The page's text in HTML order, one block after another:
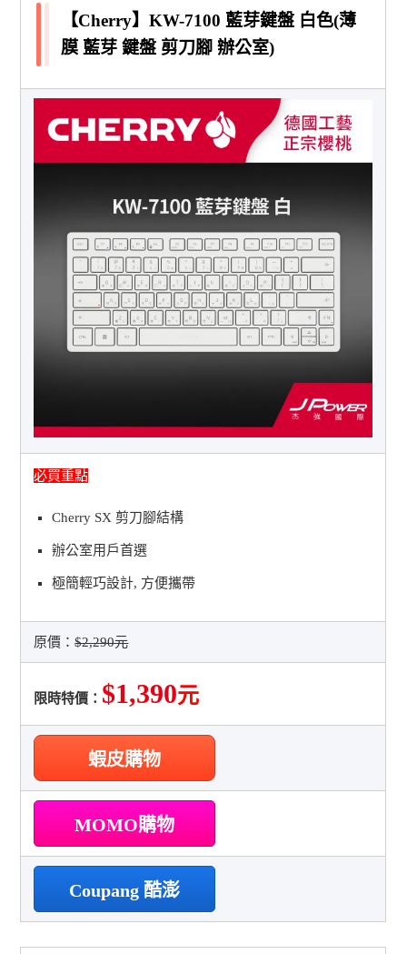
【Cherry】KW-7100 藍芽鍵盤 白色(薄
膜 藍芽 鍵盤 剪刀腳 辦公室)
必買重點
Cherry SX 剪刀腳結構
辦公室用戶首選
極簡輕巧設計, 方便攜帶
原價：$2,290元
限時特價： $1,390元
蝦皮購物
MOMO購物
Coupang 酷澎